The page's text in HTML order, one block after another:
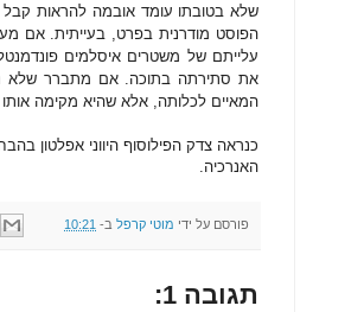
שלא בטובתו עומד אובמה להראות
הפוסט מודרנית בפרט, בעייתית. אם
עלייתם של משטרים איסלמים
את סתירתה בתוכה. אם מתברר שלא
המאיים לכלותה, אלא שהיא מקימה אותו
כנראה צדק הפילוסוף היווני אפלטון
האנרכיה.
פורסם על ידי מוטי קרפל ב- 10:21
תגובה 1: